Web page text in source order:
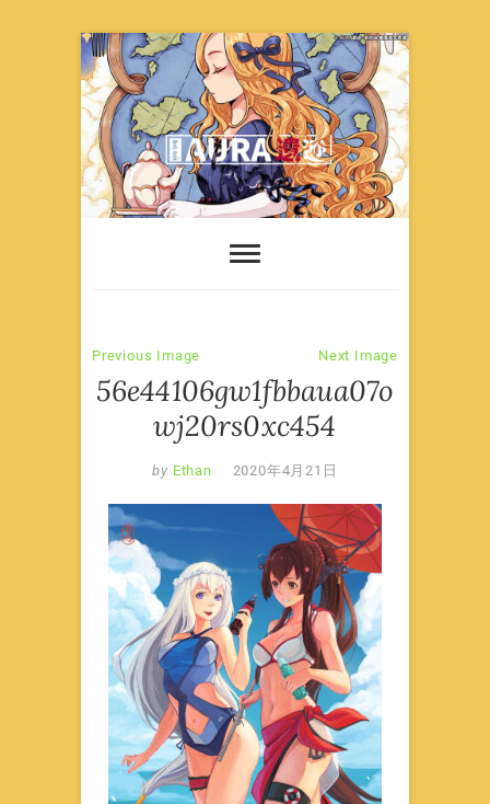
Skip
to
content
Previous Image Next Image
56e44106gw1fbbaua07o
wj20rs0xc454
by Ethan 2020年4月21日